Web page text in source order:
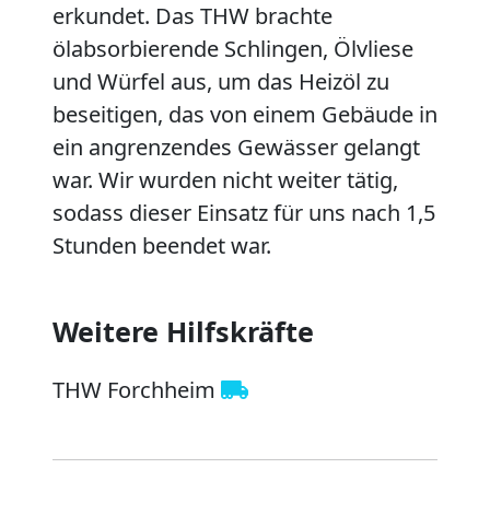
erkundet. Das THW brachte
ölabsorbierende Schlingen, Ölvliese
und Würfel aus, um das Heizöl zu
beseitigen, das von einem Gebäude in
ein angrenzendes Gewässer gelangt
war. Wir wurden nicht weiter tätig,
sodass dieser Einsatz für uns nach 1,5
Stunden beendet war.
Weitere Hilfskräfte
THW Forchheim